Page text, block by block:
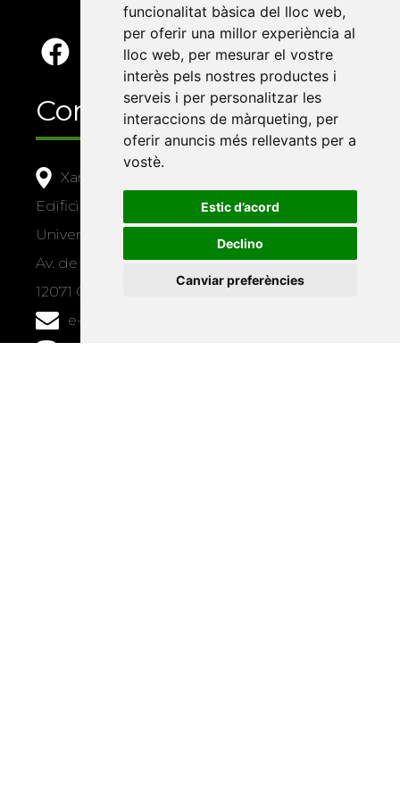
funcionalitat bàsica del lloc web,
per oferir una millor experiència al
lloc web, per mesurar el vostre
interès pels nostres productes i
serveis i per personalitzar les
interaccions de màrqueting, per
oferir anuncis més rellevants per a
vostè.
Estic d’acord
Declino
Canviar preferències
Contacte
Xarxa Vives d'Universitats
Edifici Àgora
Universitat Jaume I, local 10
Av. de Vicent Sos Baynat, s/n
12071 Castelló de la Plana
e-buc@vives.org
+34 964 72 89 93